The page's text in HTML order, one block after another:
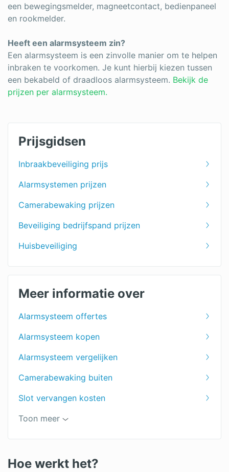
een bewegingsmelder, magneetcontact, bedienpaneel
en rookmelder.
Heeft een alarmsysteem zin?
Een alarmsysteem is een zinvolle manier om te helpen
inbraken te voorkomen. Je kunt hierbij kiezen tussen
een bekabeld of draadloos alarmsysteem. Bekijk de
prijzen per alarmsysteem.
Prijsgidsen
Inbraakbeveiliging prijs
Alarmsystemen prijzen
Camerabewaking prijzen
Beveiliging bedrijfspand prijzen
Huisbeveiliging
Meer informatie over
Alarmsysteem offertes
Alarmsysteem kopen
Alarmsysteem vergelijken
Camerabewaking buiten
Slot vervangen kosten
Brandbeveiliging
Beveiligingscamera laten installeren
Goedkoop alarmsysteem
Toon meer
Hoe werkt het?